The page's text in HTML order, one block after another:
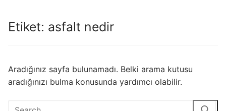
Etiket: asfalt nedir
Aradığınız sayfa bulunamadı. Belki arama kutusu
aradığınızı bulma konusunda yardımcı olabilir.
Arama: